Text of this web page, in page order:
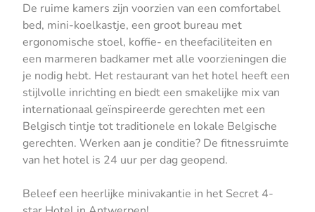
De ruime kamers zijn voorzien van een comfortabel
bed, mini-koelkastje, een groot bureau met
ergonomische stoel, koffie- en theefaciliteiten en
een marmeren badkamer met alle voorzieningen die
je nodig hebt. Het restaurant van het hotel heeft een
stijlvolle inrichting en biedt een smakelijke mix van
internationaal geïnspireerde gerechten met een
Belgisch tintje tot traditionele en lokale Belgische
gerechten. Werken aan je conditie? De fitnessruimte
van het hotel is 24 uur per dag geopend.
Beleef een heerlijke minivakantie in het Secret 4-